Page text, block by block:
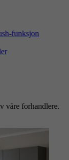
funksjon
våre forhandlere.